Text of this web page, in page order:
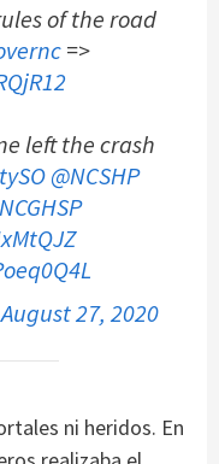
of the road
=>
left the crash
@NCSHP
August 27, 2020
ni heridos. En